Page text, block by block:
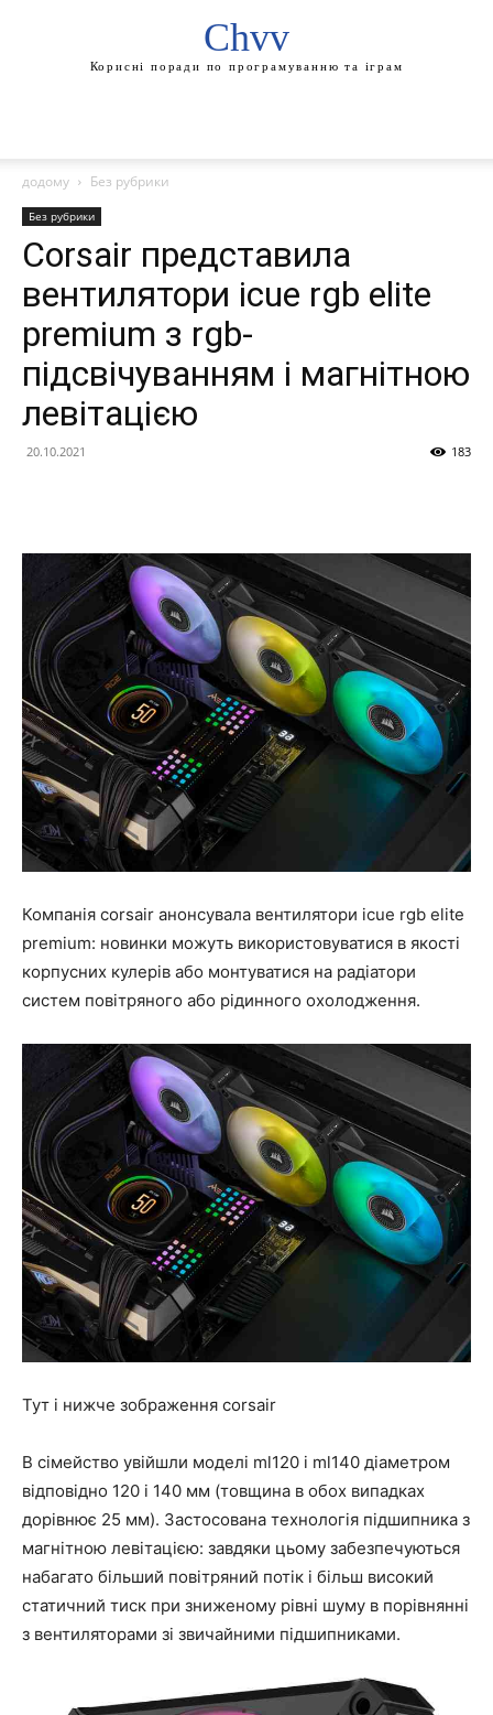
Chvv
Корисні поради по програмуванню та іграм
додому Без рубрики
Без рубрики
Corsair представила
вентилятори icue rgb elite
premium з rgb-
підсвічуванням і магнітною
левітацією
20.10.2021 183
Компанія corsair анонсувала вентилятори icue rgb elite
premium: новинки можуть використовуватися в якості
корпусних кулерів або монтуватися на радіатори
систем повітряного або рідинного охолодження.
Тут і нижче зображення corsair
В сімейство увійшли моделі ml120 і ml140 діаметром
відповідно 120 і 140 мм (товщина в обох випадках
дорівнює 25 мм). Застосована технологія підшипника з
магнітною левітацією: завдяки цьому забезпечуються
набагато більший повітряний потік і більш високий
статичний тиск при зниженому рівні шуму в порівнянні
з вентиляторами зі звичайними підшипниками.